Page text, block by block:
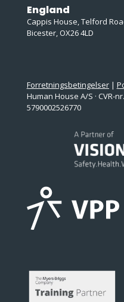
England
Cappis House, Telford
Bicester, OX26 4LD
Forretningsbetingelser|
Human House A/S · CVR-
5790002526770